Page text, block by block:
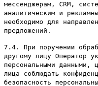
мессенджерам, CRM,
аналитическим и
необходимо для
предложений.
7.4. При поручении
другому лицу Оператор
персональными данными,
лица соблюдать
безопасность